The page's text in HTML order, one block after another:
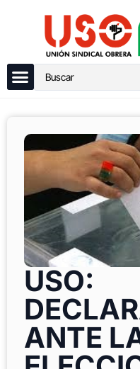
USO:
ANTE